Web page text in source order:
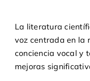
La literatura
voz centrada en la
conciencia vocal y
mejoras